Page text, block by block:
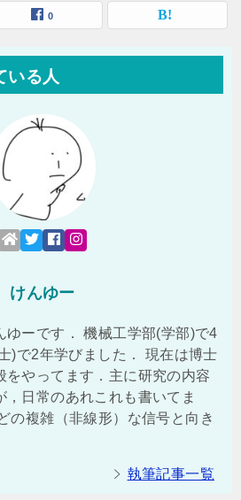
0
いる人
けんゆー
ゆーです． 機械工学部(学部)で4
)で2年学びました． 現在は博士
をやってます．主に研究の内容
，日常のあれこれも書いてま
の複雑（非線形）な信号と向き
執筆記事一覧